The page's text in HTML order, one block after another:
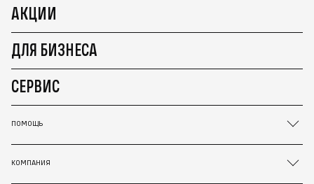
АКЦИИ
ДЛЯ БИЗНЕСА
СЕРВИС
ПОМОЩЬ
КОМПАНИЯ